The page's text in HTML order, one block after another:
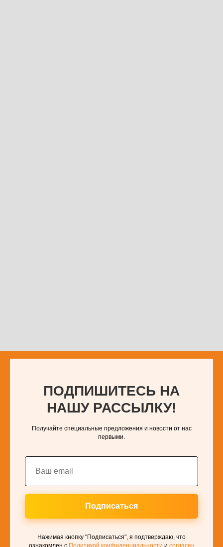
ПОДПИШИТЕСЬ НА
НАШУ РАССЫЛКУ!
Получайте специальные предложения и новости от нас
первыми.
Подписаться
Нажимая кнопку "Подписаться", я подтверждаю, что